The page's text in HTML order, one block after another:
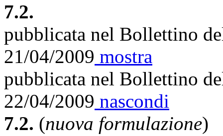
7.2.
pubblicata nel Bollettino
21/04/2009 mostra
pubblicata nel Bollettino
22/04/2009 nascondi
7.2. (nuova formulazione)